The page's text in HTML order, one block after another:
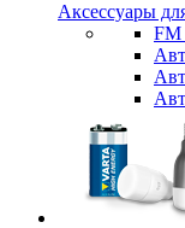
Аксессуары
FM